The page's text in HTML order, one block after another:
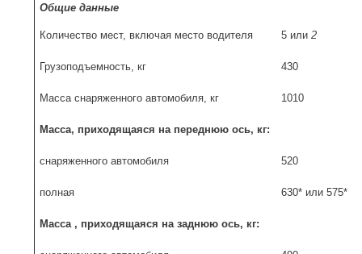
Общие данные
Количество мест, включая место водителя 5 или2
Грузоподъемность, кг 430
Масса снаряженного автомобиля, кг 1010
Масса, приходящаяся на переднюю ось, кг:
снаряженного автомобиля 520
полная 630* или 575*
Масса , приходящаяся на заднюю ось, кг: